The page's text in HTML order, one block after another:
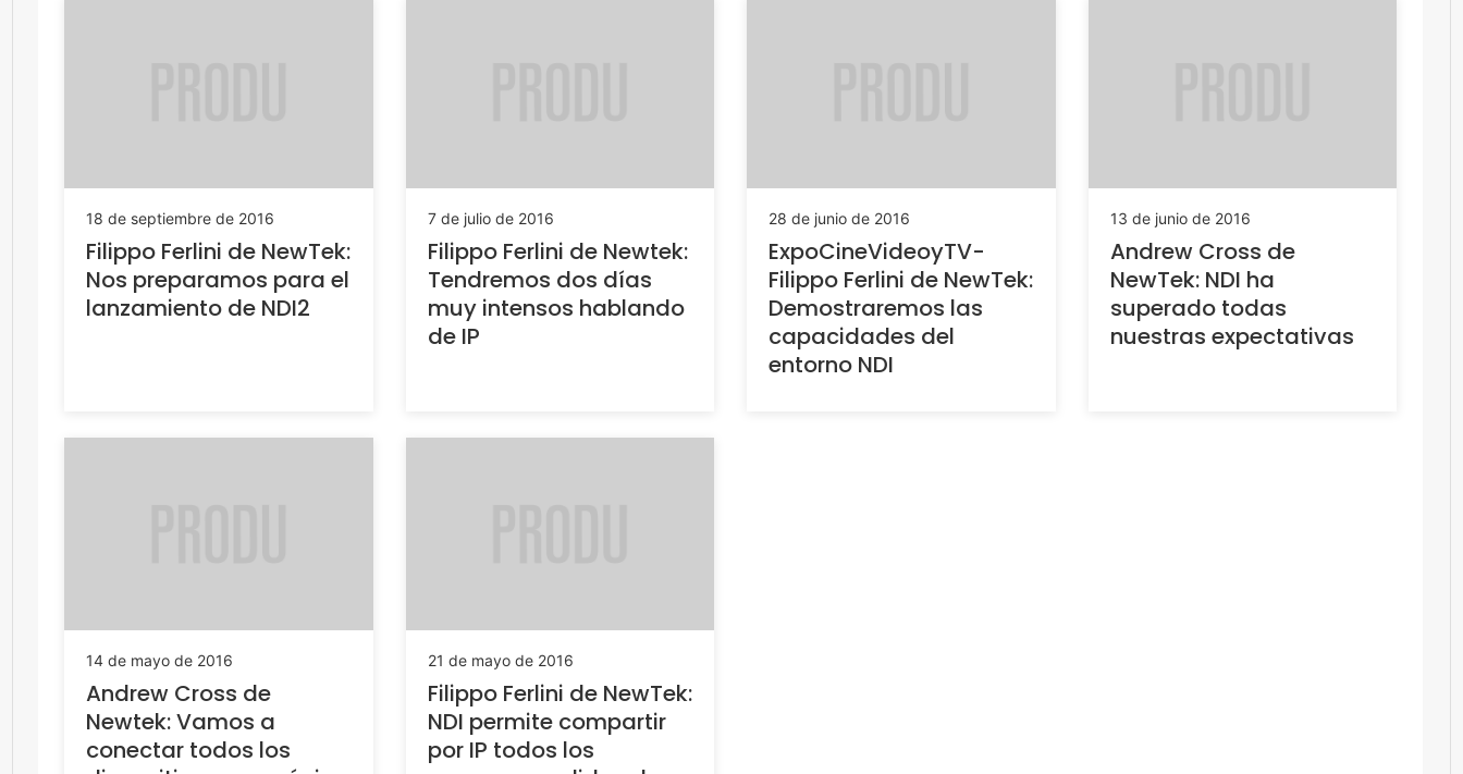
18 de septiembre de 2016
Filippo Ferlini de NewTek:
Nos preparamos para el
lanzamiento de NDI2
7 de julio de 2016
Filippo Ferlini de Newtek:
Tendremos dos días
muy intensos hablando
de IP
28 de junio de 2016
ExpoCineVideoyTV-
Filippo Ferlini de NewTek:
Demostraremos las
capacidades del
entorno NDI
13 de junio de 2016
Andrew Cross de
NewTek: NDI ha
superado todas
nuestras expectativas
14 de mayo de 2016
Andrew Cross de
Newtek: Vamos a
conectar todos los
21 de mayo de 2016
Filippo Ferlini de NewTek:
NDI permite compartir
por IP todos los